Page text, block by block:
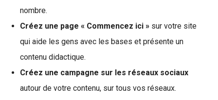
nombre.
Créez une page « Commencez ici » sur votre site
qui aide les gens avec les bases et présente un
contenu didactique.
Créez une campagne sur les réseaux sociaux
autour de votre contenu, sur tous vos réseaux.